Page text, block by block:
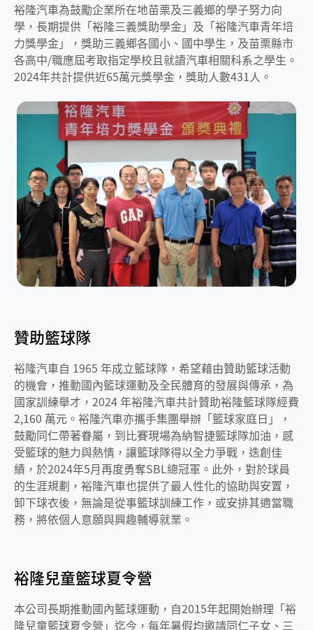
裕隆汽車為鼓勵企業所在地苗栗及三義鄉的學子努力向
學，長期提供「裕隆三義獎助學金」及「裕隆汽車青年培
力獎學金」，獎助三義鄉各國小、國中學生，及苗栗縣市
各高中/職應屆考取指定學校且就讀汽車相關科系之學生。
2024年共計提供近65萬元獎學金，獎助人數431人。
贊助籃球隊
裕隆汽車自 1965 年成立籃球隊，希望藉由贊助籃球活動
的機會，推動國內籃球運動及全民體育的發展與傳承，為
國家訓練舉才，2024 年裕隆汽車共計贊助裕隆籃球隊經費
2,160 萬元。裕隆汽車亦攜手集團舉辦「籃球家庭日」，
鼓勵同仁帶著眷屬，到比賽現場為納智捷籃球隊加油，感
受籃球的魅力與熱情，讓籃球隊得以全力爭戰，迭創佳
績，於2024年5月再度勇奪SBL總冠軍。此外，對於球員
的生涯規劃，裕隆汽車也提供了最人性化的協助與安置，
卸下球衣後，無論是從事籃球訓練工作，或安排其適當職
務，將依個人意願與興趣輔導就業。
裕隆兒童籃球夏令營
本公司長期推動國內籃球運動，自2015年起開始辦理「裕
隆兒童籃球夏令營」迄今，每年暑假均邀請同仁子女、三